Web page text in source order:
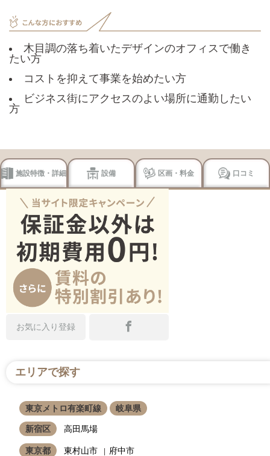
木目調の落ち着いたデザインのオフィスで働き
たい方
コストを抑えて事業を始めたい方
ビジネス街にアクセスのよい場所に通勤したい
方
施設特徴・詳細 設備 区画・料金 口コミ
お気に入り登録
エリアで探す
東京メトロ有楽町線 岐阜県
新宿区 高田馬場
東京都 東村山市
府中市